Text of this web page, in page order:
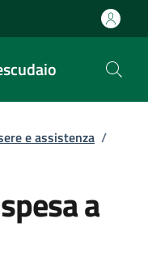
e assistenza /
a